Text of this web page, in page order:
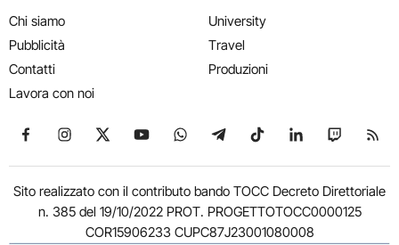
Chi siamo
Pubblicità
Contatti
Lavora con noi
University
Travel
Produzioni
Seguici su Facebook
Seguici su Instagram
Seguici su X
Seguici su YouTube
Seguici su WhatsApp
Seguici su Telegram
Seguici su TikTok
Seguici su
Seguici
Sito realizzato con il contributo bando TOCC Decreto Direttoriale
n. 385 del 19/10/2022 PROT. PROGETTOTOCC0000125
COR15906233 CUPC87J23001080008